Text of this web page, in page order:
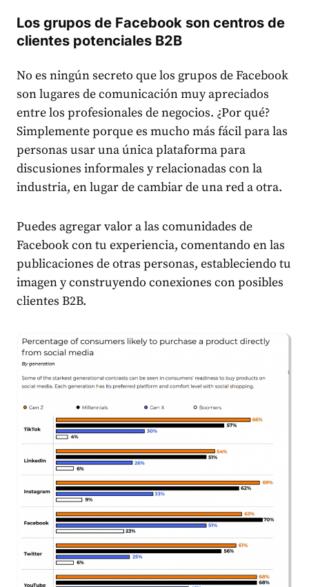
Los grupos de Facebook son centros de
clientes potenciales B2B
No es ningún secreto que los grupos de Facebook
son lugares de comunicación muy apreciados
entre los profesionales de negocios. ¿Por qué?
Simplemente porque es mucho más fácil para las
personas usar una única plataforma para
discusiones informales y relacionadas con la
industria, en lugar de cambiar de una red a otra.
Puedes agregar valor a las comunidades de
Facebook con tu experiencia, comentando en las
publicaciones de otras personas, estableciendo tu
imagen y construyendo conexiones con posibles
clientes B2B.